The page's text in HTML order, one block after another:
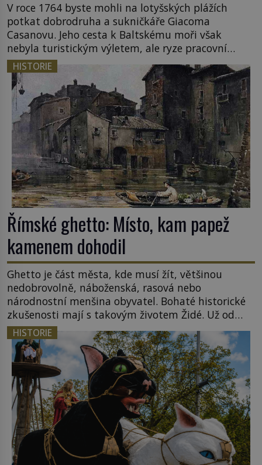
V roce 1764 byste mohli na lotyšských plážích
potkat dobrodruha a sukničkáře Giacoma
Casanovu. Jeho cesta k Baltskému moři však
nebyla turistickým výletem, ale ryze pracovní
cestou se zištnými úmysly. Jaký cíl Casanova
sledoval, když se například procházel uličkami
lotyšské Rigy? Casanova v Pobaltí kontaktoval
tamní zednářské lóže. Nebyl v této oblasti žádným
nováčkem, protože do zednářské […]
HISTORIE
Římské ghetto: Místo, kam papež
kamenem dohodil
Ghetto je část města, kde musí žít, většinou
nedobrovolně, náboženská, rasová nebo
národnostní menšina obyvatel. Bohaté historické
zkušenosti mají s takovým životem Židé. Už od
středověku jsou totiž v každou chvíli nuceni v
nějakém žít. Mezi ty nejslavnější patří i římské
ghetto založené v roce 1555. Pokud jde o vztah
k Židům, nemá se Řím čím chlubit. […]
HISTORIE